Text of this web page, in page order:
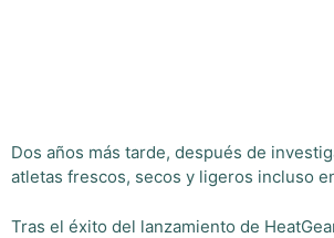
Dos años más tarde, después de
atletas frescos, secos y ligeros incluso
Tras el éxito del lanzamiento de